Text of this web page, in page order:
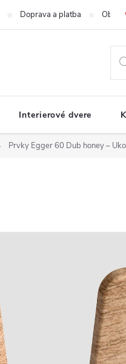
Doprava a platba
Interierové dvere
Prvky Egger 60 Dub honey –